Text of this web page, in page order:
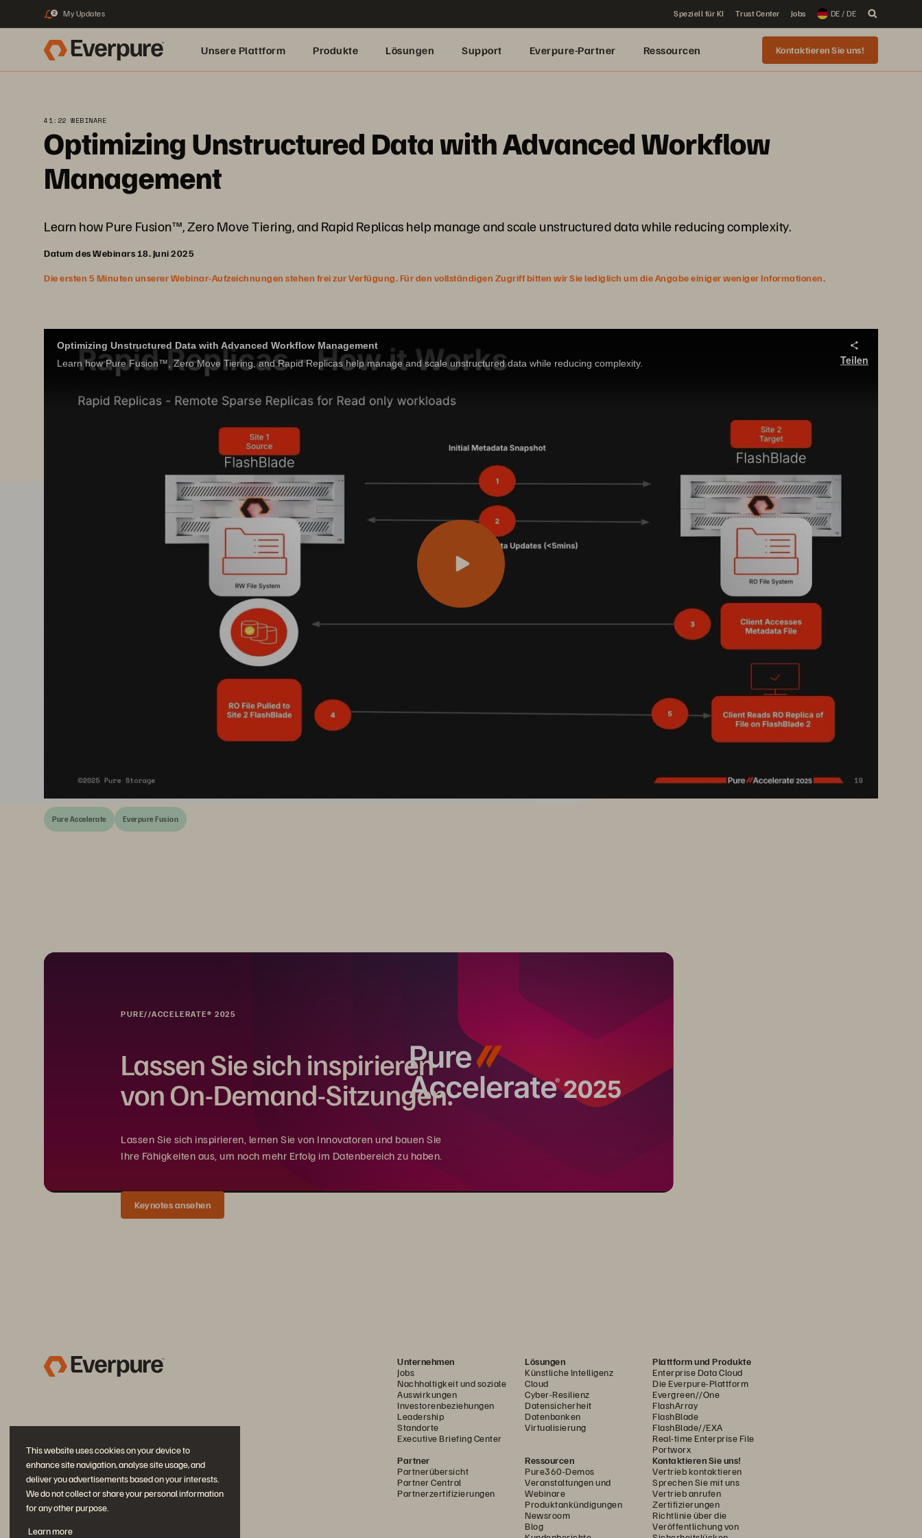
This website uses cookies on your device to
enhance site navigation, analyse site usage, and
deliver you advertisements based on your interests.
We do not collect or share your personal information
for any other purpose.
Learn more
2 My Updates Speziell für KI Trust Center Jobs DE / DE
Unsere Plattform Produkte Lösungen Support Everpure-Partner Ressourcen Kontaktieren Sie uns!
41:22 WEBINARE
Optimizing Unstructured Data with Advanced Workflow
Management
Learn how Pure Fusion™, Zero Move Tiering, and Rapid Replicas help manage and scale unstructured data while reducing complexity.
Datum des Webinars 18. Juni 2025
Die ersten 5 Minuten unserer Webinar-Aufzeichnungen stehen frei zur Verfügung. Für den vollständigen Zugriff bitten wir Sie lediglich um die Angabe einiger weniger Informationen.
Optimizing Unstructured Data with Advanced Workflow Management
Learn how Pure Fusion™, Zero Move Tiering, and Rapid Replicas help manage and scale unstructured data while reducing complexity.
Teilen
Pure Accelerate Everpure Fusion
PURE//ACCELERATE® 2025
Lassen Sie sich inspirieren
von On-Demand-Sitzungen.
Lassen Sie sich inspirieren, lernen Sie von Innovatoren und bauen Sie
Ihre Fähigkeiten aus, um noch mehr Erfolg im Datenbereich zu haben.
Keynotes ansehen
Unternehmen
Jobs
Nachhaltigkeit und soziale
Auswirkungen
Investorenbeziehungen
Leadership
Standorte
Executive Briefing Center
Lösungen
Künstliche Intelligenz
Cloud
Cyber-Resilienz
Datensicherheit
Datenbanken
Virtualisierung
Plattform und Produkte
Enterprise Data Cloud
Die Everpure-Plattform
Evergreen//One
FlashArray
FlashBlade
FlashBlade//EXA
Real-time Enterprise File
Portworx
Partner
Partnerübersicht
Partner Central
Partnerzertifizierungen
Ressourcen
Pure360-Demos
Veranstaltungen und
Webinare
Produktankündigungen
Newsroom
Blog
Kontaktieren Sie uns!
Vertrieb kontaktieren
Sprechen Sie mit uns
Vertrieb anrufen
Zertifizierungen
Richtlinie über die
Veröffentlichung von
Diskutiere mit